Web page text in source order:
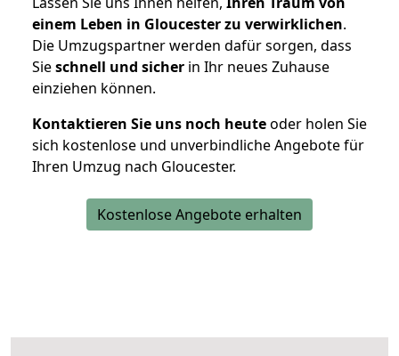
einem Leben in Gloucester zu verwirklichen.
Die Umzugspartner werden dafür sorgen, dass
Sieschnell und sicher in Ihr neues Zuhause
einziehen können.
Kontaktieren Sie uns noch heuteoder holen Sie
sich kostenlose und unverbindliche Angebote für
Ihren Umzug nach Gloucester.
Kostenlose Angebote erhalten